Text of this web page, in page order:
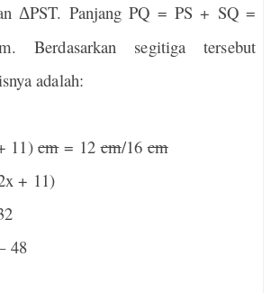
ΔPST. Panjang PQ = PS + SQ =
segitiga tersebut
adalah:
11)cm= 12cm/16cm
+ 11)
48